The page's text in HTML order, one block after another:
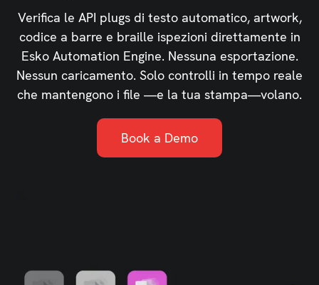
Verifica le API plugs di testo automatico, artwork,
codice a barre e braille ispezioni direttamente in
Esko Automation Engine. Nessuna esportazione.
Nessun caricamento. Solo controlli in tempo reale
che mantengono i file —e la tua stampa—volano.
Book a Demo